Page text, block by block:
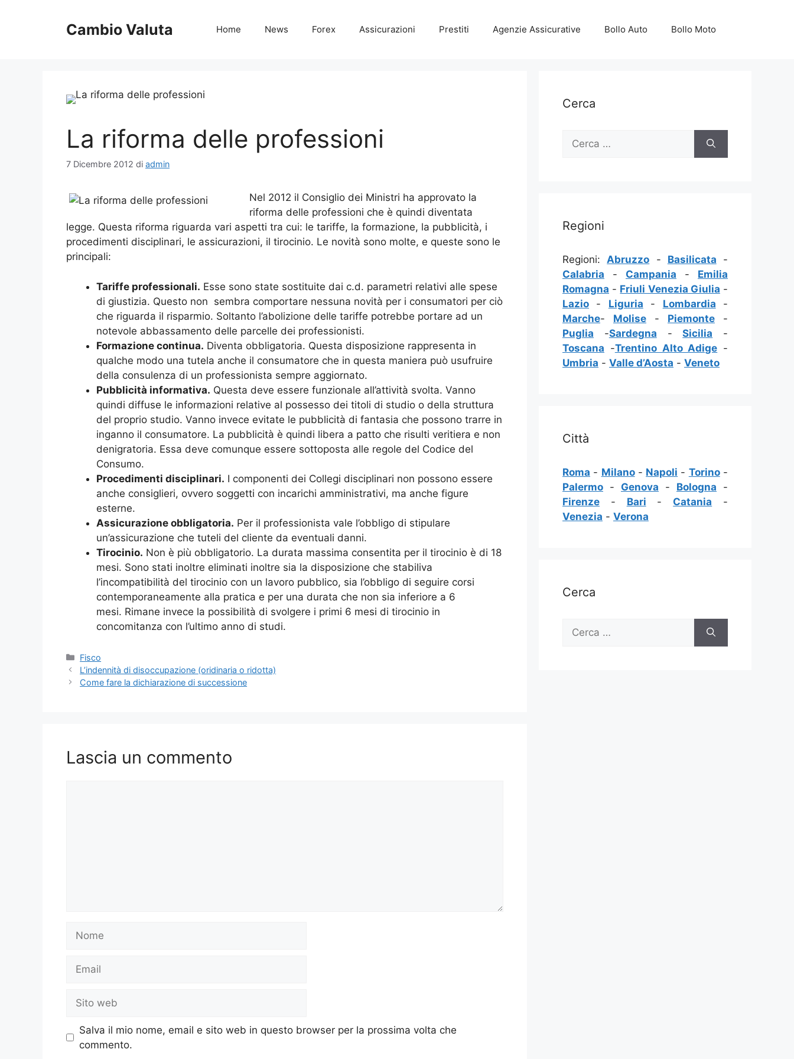
Cambio Valuta Home News Forex Assicurazioni Prestiti Agenzie Assicurative Bollo Auto Bollo Moto
La riforma delle professioni
7 Dicembre 2012 di admin
Nel 2012 il Consiglio dei Ministri ha approvato la
riforma delle professioni che è quindi diventata
legge. Questa riforma riguarda vari aspetti tra cui: le tariffe, la formazione, la pubblicità, i
procedimenti disciplinari, le assicurazioni, il tirocinio. Le novità sono molte, e queste sono le
principali:
Tariffe professionali. Esse sono state sostituite dai c.d. parametri relativi alle spese
di giustizia. Questo non sembra comportare nessuna novità per i consumatori per ciò
che riguarda il risparmio. Soltanto l’abolizione delle tariffe potrebbe portare ad un
notevole abbassamento delle parcelle dei professionisti.
Formazione continua. Diventa obbligatoria. Questa disposizione rappresenta in
qualche modo una tutela anche il consumatore che in questa maniera può usufruire
della consulenza di un professionista sempre aggiornato.
Pubblicità informativa. Questa deve essere funzionale all’attività svolta. Vanno
quindi diffuse le informazioni relative al possesso dei titoli di studio o della struttura
del proprio studio. Vanno invece evitate le pubblicità di fantasia che possono trarre in
inganno il consumatore. La pubblicità è quindi libera a patto che risulti veritiera e non
denigratoria. Essa deve comunque essere sottoposta alle regole del Codice del
Consumo.
Procedimenti disciplinari. I componenti dei Collegi disciplinari non possono essere
anche consiglieri, ovvero soggetti con incarichi amministrativi, ma anche figure
esterne.
Assicurazione obbligatoria. Per il professionista vale l’obbligo di stipulare
un’assicurazione che tuteli del cliente da eventuali danni.
Tirocinio. Non è più obbligatorio. La durata massima consentita per il tirocinio è di 18
mesi. Sono stati inoltre eliminati inoltre sia la disposizione che stabiliva
l’incompatibilità del tirocinio con un lavoro pubblico, sia l’obbligo di seguire corsi
contemporaneamente alla pratica e per una durata che non sia inferiore a 6
mesi. Rimane invece la possibilità di svolgere i primi 6 mesi di tirocinio in
concomitanza con l’ultimo anno di studi.
Categorie
Fisco
L’indennità di disoccupazione (oridinaria o ridotta)
Come fare la dichiarazione di successione
Lascia un commento
web
Salva il mio nome, email e sito web in questo browser per la prossima volta che
commento.
Cerca
Ricerca
Regioni
Regioni:Abruzzo - Basilicata -
Calabria - Campania - Emilia
Romagna - Friuli Venezia Giulia -
Lazio - Liguria - Lombardia -
Marche- Molise - Piemonte -
Puglia -Sardegna -Sicilia -
Toscana -Trentino Alto Adige -
Umbria - Valle d’Aosta - Veneto
Città
Roma - Milano- Napoli - Torino-
Palermo - Genova - Bologna -
Firenze - Bari - Catania -
Venezia - Verona
Cerca
Ricerca